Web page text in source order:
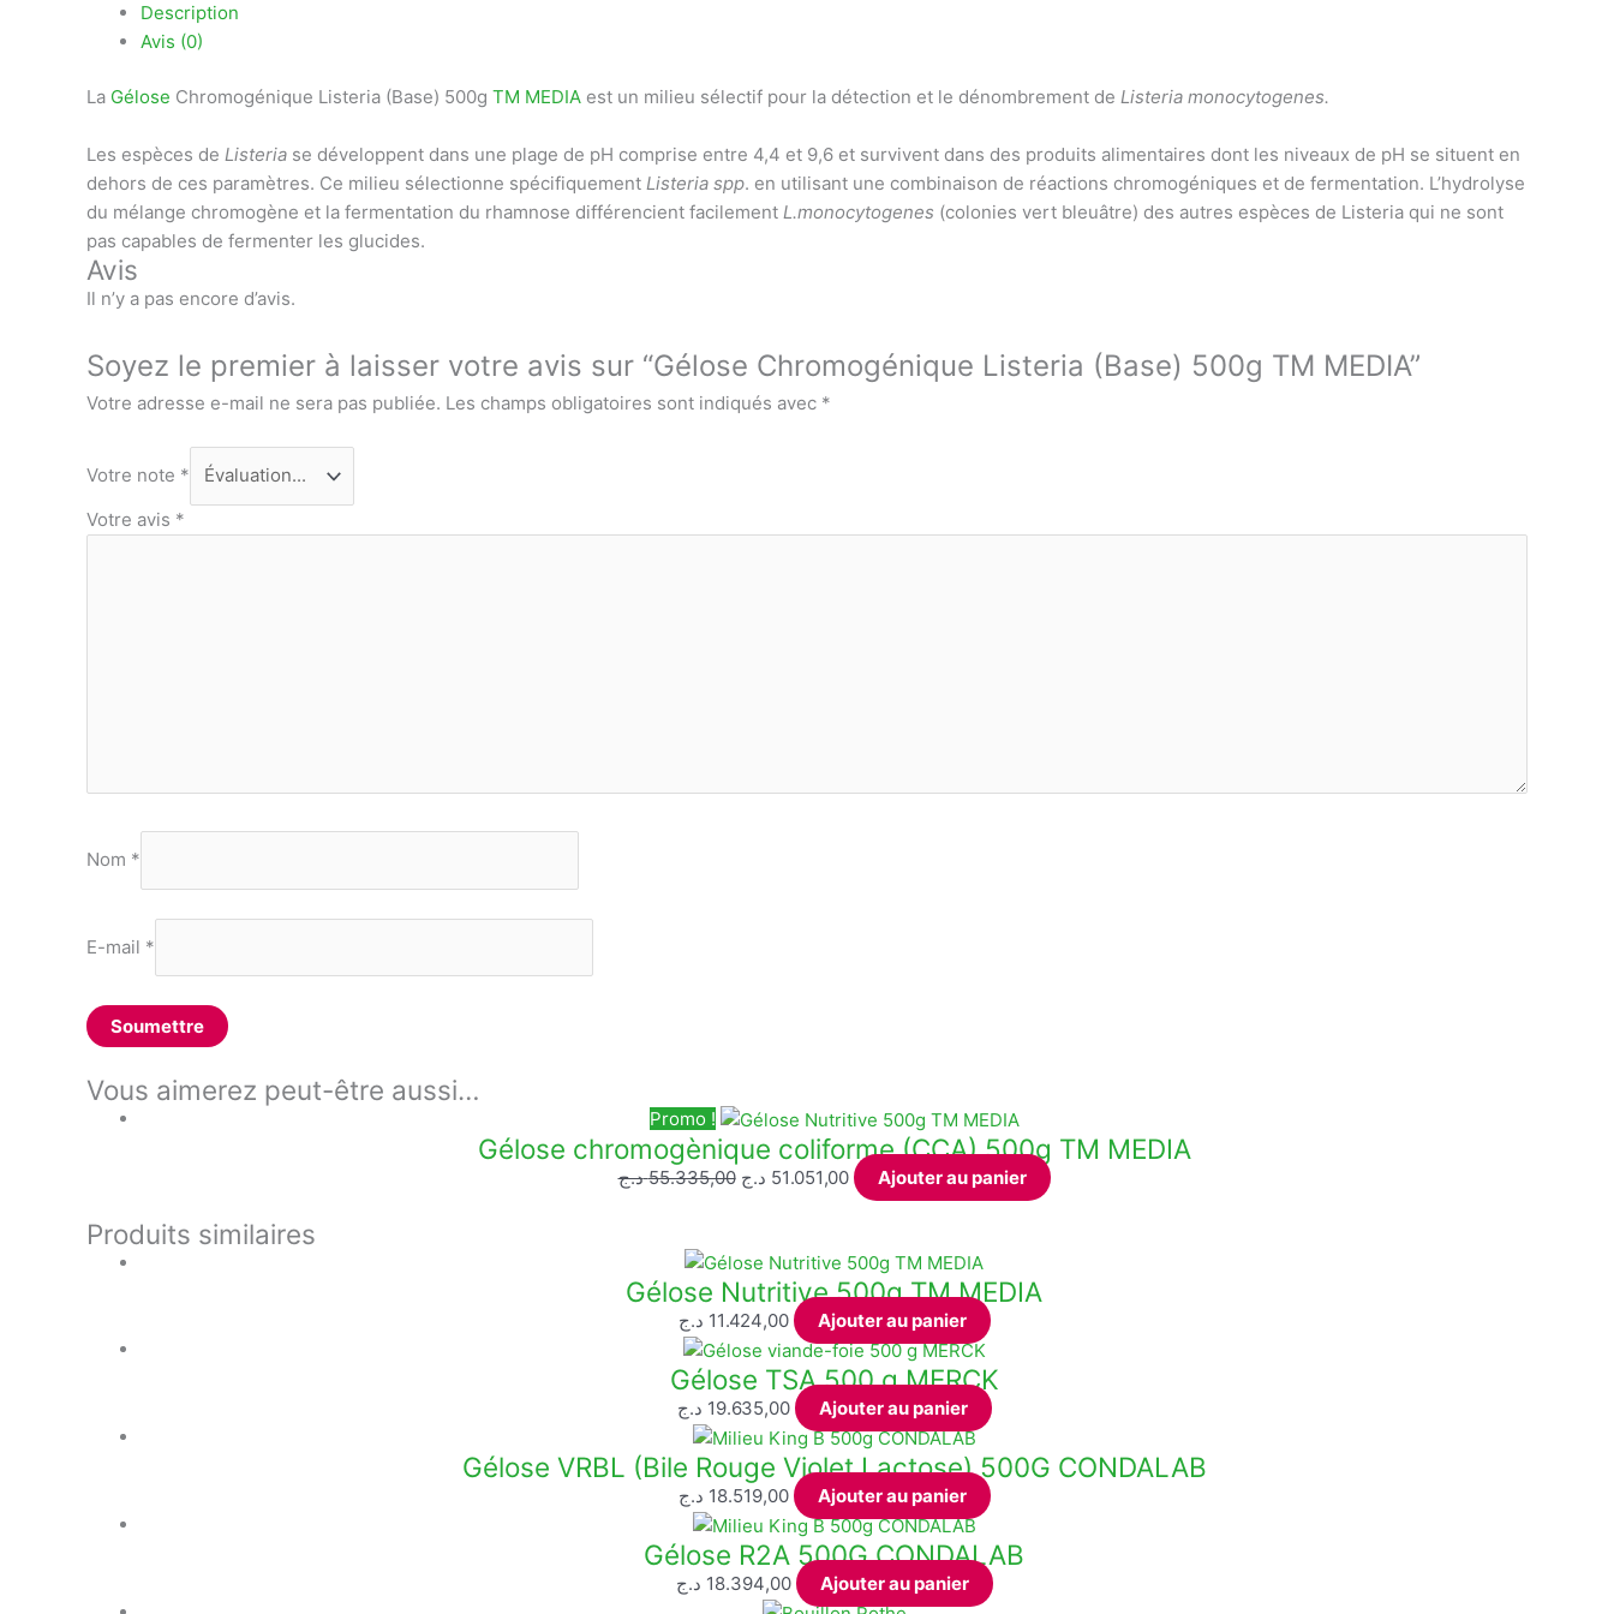
TelegramDescription
Avis (0)
La Gélose Chromogénique Listeria (Base) 500g TM MEDIA est un milieu sélectif pour la détection et le dénombrement de Listeria monocytogenes.
Les espèces de Listeria se développent dans une plage de pH comprise entre 4,4 et 9,6 et survivent dans des produits alimentaires dont les niveaux de pH se situent en
dehors de ces paramètres. Ce milieu sélectionne spécifiquement Listeria spp. en utilisant une combinaison de réactions chromogéniques et de fermentation. L’hydrolyse
du mélange chromogène et la fermentation du rhamnose différencient facilement L.monocytogenes (colonies vert bleuâtre) des autres espèces de Listeria qui ne sont
pas capables de fermenter les glucides.
Avis
Il n’y a pas encore d’avis.
Soyez le premier à laisser votre avis sur “Gélose Chromogénique Listeria (Base) 500g TM MEDIA”
Votre adresse e-mail ne sera pas publiée. Les champs obligatoires sont indiqués avec *
Votre note *
Votre avis *
Nom *
E-mail *
Vous aimerez peut-être aussi…
Promo !
Gélose chromogènique coliforme (CCA) 500g TM MEDIA
55.335,00 د.ج
Le
était :
55.335,00 د.ج.
51.051,00 د.ج
Le
prix
est :
51.051,00 د.ج.
Ajouter au panier
Produits similaires
Gélose Nutritive 500g TM MEDIA
11.424,00 د.ج Ajouter au panier
Gélose TSA 500 g MERCK
19.635,00 د.ج Ajouter au panier
Gélose VRBL (Bile Rouge Violet Lactose) 500G CONDALAB
18.519,00 د.ج Ajouter au panier
Gélose R2A 500G CONDALAB
18.394,00 د.ج Ajouter au panier